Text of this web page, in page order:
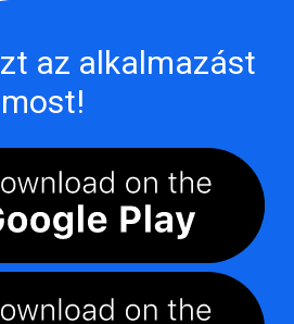
az alkalmazást
most!